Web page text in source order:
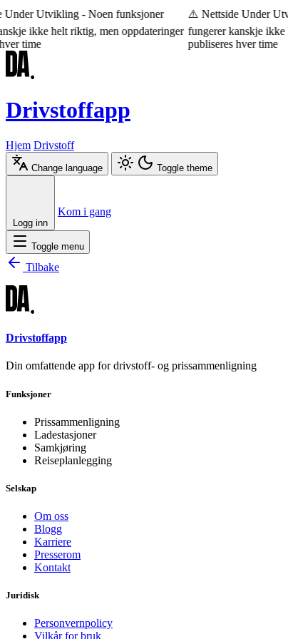
Utvikling - Noen funksjoner
ikke helt riktig, men oppdateringer
time
⚠️ Nettside Under
fungerer kanskje ikke
publiseres hver time
Drivstoffapp
Hjem Drivstoff
Change language Toggle theme
Logg inn
Kom i gang
Toggle menu
Tilbake
Drivstoffapp
Din omfattende app for drivstoff- og prissammenligning
Funksjoner
Prissammenligning
Ladestasjoner
Samkjøring
Reiseplanlegging
Selskap
Om oss
Blogg
Karriere
Presserom
Kontakt
Juridisk
Personvernpolicy
Vilkår for bruk